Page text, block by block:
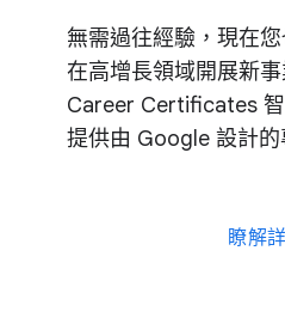
無​需​過往​經驗，​現在​
在​高增長​領域​開展​新​
Career Certificates 智
提供​由 Google 設計​的​
瞭解​